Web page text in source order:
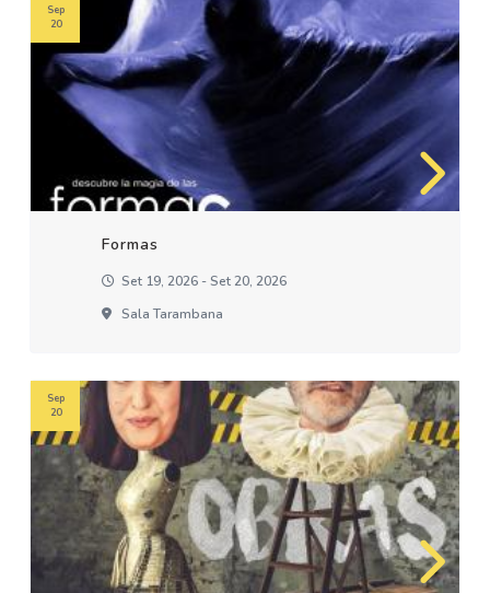
Formas
Set 19, 2026 - Set 20, 2026
Sala Tarambana
Sep
20
Sep
20